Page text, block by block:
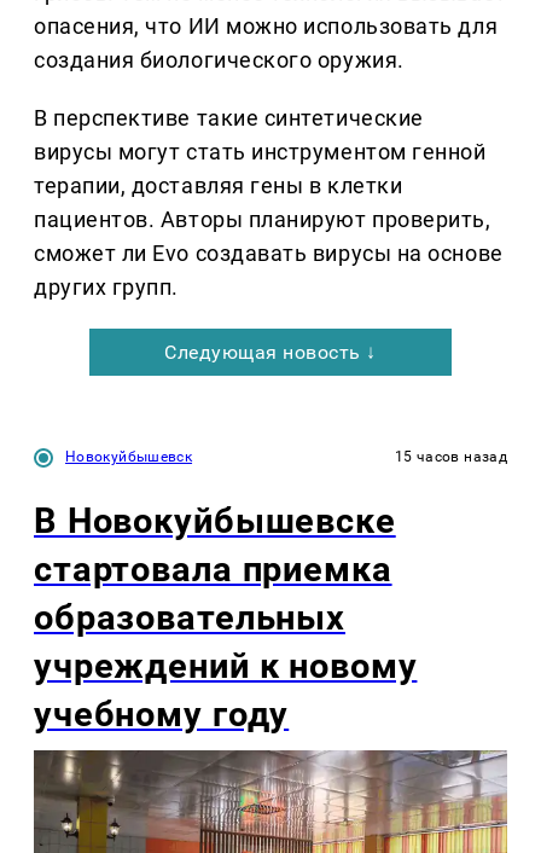
опасения, что ИИ можно использовать для
создания биологического оружия.
В перспективе такие синтетические
вирусы могут стать инструментом генной
терапии, доставляя гены в клетки
пациентов. Авторы планируют проверить,
сможет ли Evo создавать вирусы на основе
других групп.
Следующая новость ↓
Новокуйбышевск 15 часов назад
В Новокуйбышевске
стартовала приемка
образовательных
учреждений к новому
учебному году